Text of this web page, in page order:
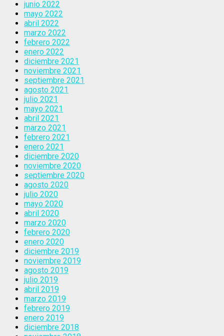
junio 2022
mayo 2022
abril 2022
marzo 2022
febrero 2022
enero 2022
diciembre 2021
noviembre 2021
septiembre 2021
agosto 2021
julio 2021
mayo 2021
abril 2021
marzo 2021
febrero 2021
enero 2021
diciembre 2020
noviembre 2020
septiembre 2020
agosto 2020
julio 2020
mayo 2020
abril 2020
marzo 2020
febrero 2020
enero 2020
diciembre 2019
noviembre 2019
agosto 2019
julio 2019
abril 2019
marzo 2019
febrero 2019
enero 2019
diciembre 2018